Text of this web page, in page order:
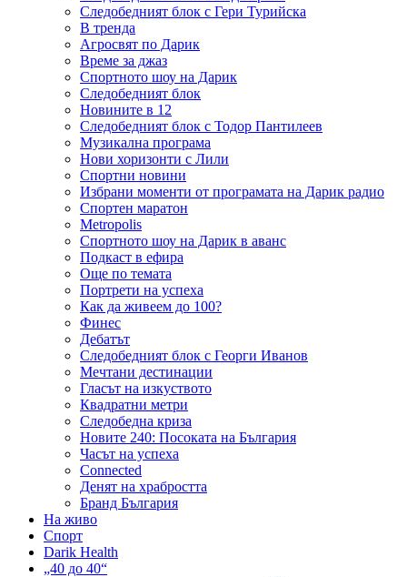
Следобедният блок с Гери Турийска
В тренда
Агросвят по Дарик
Време за джаз
Спортното шоу на Дарик
Следобедният блок
Новините в 12
Следобедният блок с Тодор Пантилеев
Музикална програма
Нови хоризонти с Лили
Спортни новини
Избрани моменти от програмата на Дарик радио
Спортен маратон
Metropolis
Спортното шоу на Дарик в аванс
Подкаст в ефира
Още по темата
Портрети на успеха
Как да живеем до 100?
Финес
Дебатът
Следобедният блок с Георги Иванов
Мечтани дестинации
Гласът на изкуството
Квадратни метри
Следобедна криза
Новите 240: Посоката на България
Часът на успеха
Connected
Денят на храбростта
Бранд България
На живо
Спорт
Darik Health
„40 до 40“